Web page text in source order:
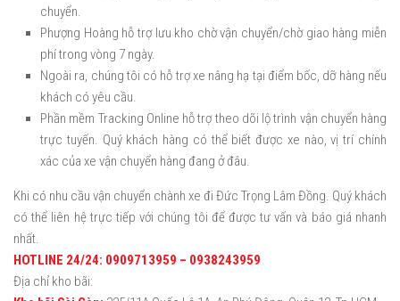
chuyển.
Phượng Hoàng hỗ trợ lưu kho chờ vận chuyển/chờ giao hàng miễn
phí trong vòng 7 ngày.
Ngoài ra, chúng tôi có hỗ trợ xe nâng hạ tại điểm bốc, dỡ hàng nếu
khách có yêu cầu.
Phần mềm Tracking Online hỗ trợ theo dõi lộ trình vận chuyển hàng
trực tuyến. Quý khách hàng có thể biết được xe nào, vị trí chính
xác của xe vận chuyển hàng đang ở đâu.
Khi có nhu cầu vận chuyển chành xe đi Đức Trọng Lâm Đồng. Quý khách
có thể liên hệ trực tiếp với chúng tôi để được tư vấn và báo giá nhanh
nhất.
HOTLINE 24/24: 0909713959 – 0938243959
Địa chỉ kho bãi: